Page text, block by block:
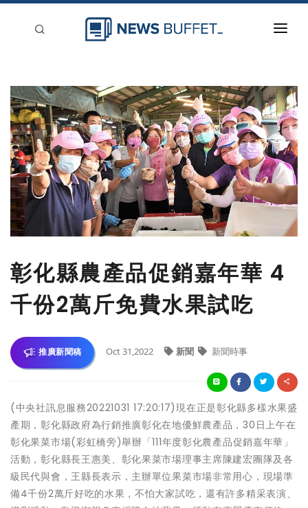
新聞稿分類
登入
刊登
彰化縣農產品促銷嘉年華 4
千份2萬斤免費水果試吃
推廣新聞稿 Oct 31,2022 新聞 新聞時事
(中央社訊息服務20221031 17:20:17)現在正是彰化縣多樣水果盛
產期，彰化縣政府為行銷推廣彰化在地優鮮農產品，30日上午在
彰化果菜市場(彩虹橋旁)舉辦「111年度彰化農產品促銷嘉年華」
活動，彰化縣長王惠美、彰化果菜市場理事主席陳建宏團隊及各
級民代與會，王縣長表示，主辦單位果菜市場非常用心，現場準
備4千份2萬斤好吃的水果，不怕大家試吃，還有許多精采表演、